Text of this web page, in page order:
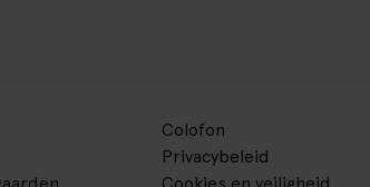
Colofon
Privacybeleid